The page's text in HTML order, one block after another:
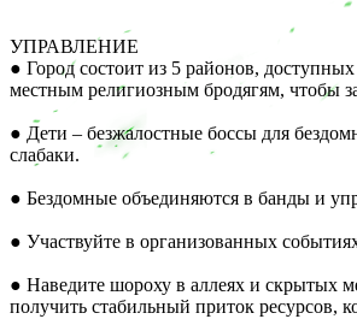
УПРАВЛЕНИЕ
● Город состоит из 5 районов,
местным религиозным бродягям, чтобы
● Дети – безжалостные боссы для
слабаки.
● Бездомные объединяются в банды и
● Участвуйте в организованных
● Наведите шороху в аллеях и скрытых
получить стабильный приток ресурсов,